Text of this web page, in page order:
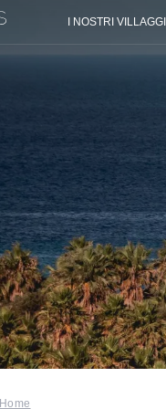
I NOSTRI VILLAGGI
Home